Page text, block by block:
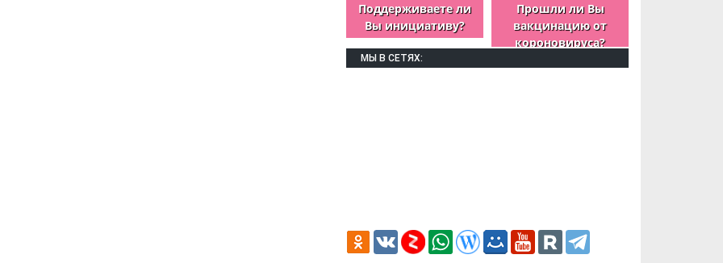
Поддерживаете ли
Вы инициативу?
Прошли ли Вы
вакцинацию от
короновируса?
МЫ В СЕТЯХ: